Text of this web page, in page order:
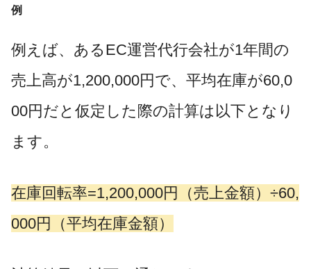
例
例えば、あるEC運営代行会社が1年間の
売上高が1,200,000円で、平均在庫が60,0
00円だと仮定した際の計算は以下となり
ます。
在庫回転率=1,200,000円（売上金額）÷60,
000円（平均在庫金額）